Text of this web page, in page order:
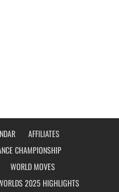
AFFILIATES
CHAMPIONSHIP
WORLD MOVES
2025 HIGHLIGHTS